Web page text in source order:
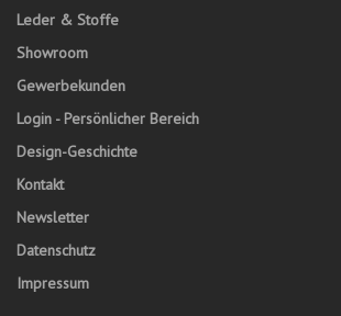
Leder & Stoffe
Showroom
Gewerbekunden
Login - Persönlicher Bereich
Design-Geschichte
Kontakt
Newsletter
Datenschutz
Impressum